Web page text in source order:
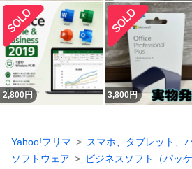
2,800円 3,800円
Yahoo!フリマ
スマホ、タブレット、
ソフトウェア
ビジネスソフト（パッケ